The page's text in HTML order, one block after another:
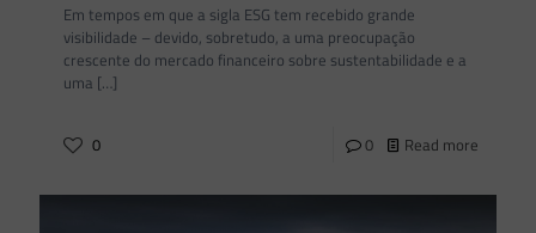
Em tempos em que a sigla ESG tem recebido grande
visibilidade – devido, sobretudo, a uma preocupação
crescente do mercado financeiro sobre sustentabilidade e a
uma […]
0 0 Read more